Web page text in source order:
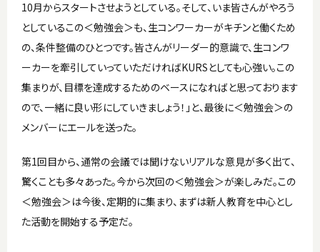
10月からスタートさせようとしている。そして、いま皆さんがやろう
としているこの＜勉強会＞も、生コンワーカーがキチンと働くため
の、条件整備のひとつです。皆さんがリーダー的意識で、生コンワ
ーカーを牽引していっていただければKURSとしても心強い。この
集まりが、目標を達成するためのベースになればと思っております
ので、一緒に良い形にしていきましょう！」と、最後に＜勉強会＞の
メンバーにエールを送った。
第1回目から、通常の会議では聞けないリアルな意見が多く出て、
驚くことも多々あった。今から次回の＜勉強会＞が楽しみだ。この
＜勉強会＞は今後、定期的に集まり、まずは新人教育を中心とし
た活動を開始する予定だ。